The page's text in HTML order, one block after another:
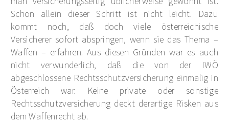
Schon allein dieser Schritt ist nicht leicht. Dazu
kommt noch, daß doch viele österreichische
Versicherer sofort abspringen, wenn sie das Thema –
Waffen – erfahren. Aus diesen Gründen war es auch
nicht verwunderlich, daß die von der IWÖ
abgeschlossene Rechtsschutzversicherung einmalig in
Österreich war. Keine private oder sonstige
Rechtsschutzversicherung deckt derartige Risken aus
dem Waffenrecht ab.